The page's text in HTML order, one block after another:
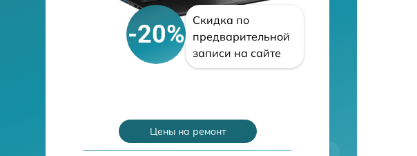
-20%
Скидка по
предварительной
записи на сайте
Цены на ремонт